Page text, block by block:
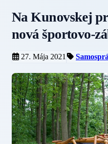
Na Kunovskej
nová športovo-
27. Mája 2021